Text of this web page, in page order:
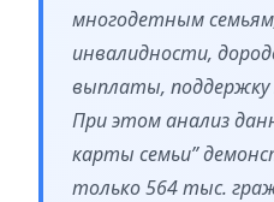
многодетным
инвалидности,
выплаты, поддержку
При этом анализ
карты семьи”
только 564 тыс.